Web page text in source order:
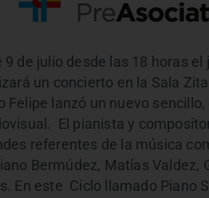
9 de julio desde las 18 horas
un concierto en la Sala
Felipe lanzó un nuevo
El pianista y
referentes de la música
Bermúdez, Matías Valdez,
En este Ciclo llamado Piano